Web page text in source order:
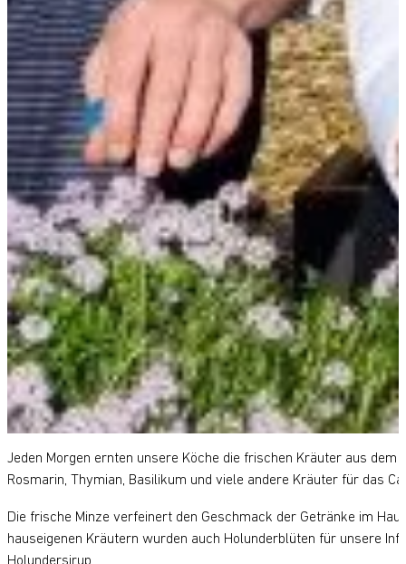
Jeden Morgen ernten unsere Köche die frischen Kräuter aus
Rosmarin, Thymian, Basilikum und viele andere Kräuter für das
Die frische Minze verfeinert den Geschmack der Getränke im
hauseigenen Kräutern wurden auch Holunderblüten für unsere
Holundersirup.